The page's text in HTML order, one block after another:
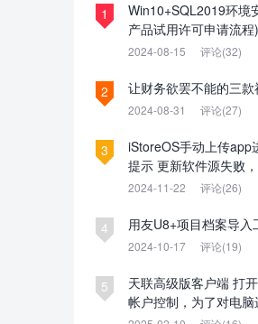
1
Win10+SQL2019环境
产品试用许可申请流程)
2024-08-15 评论(32)
2 让财务欲罢不能的三款
2024-08-31 评论(27)
3
iStoreOS手动上传app
提示 更新软件源失败
2024-11-22 评论(26)
4 用友U8+项目档案导入
2024-10-17 评论(19)
5
天联高级版客户端 打
帐户控制，为了对电
经阻止此应用。管理员